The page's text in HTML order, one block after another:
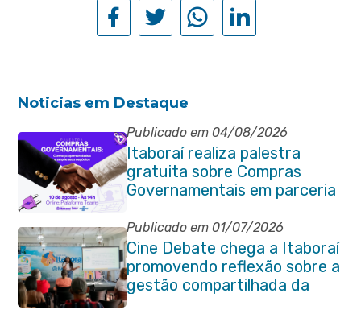
Noticias em Destaque
Publicado em 04/08/2026
Itaboraí realiza palestra
gratuita sobre Compras
Governamentais em parceria
Publicado em 01/07/2026
Cine Debate chega a Itaboraí
promovendo reflexão sobre a
gestão compartilhada da
Baía de Guanabara